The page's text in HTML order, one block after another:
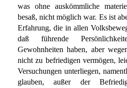
was ohne auskömmliche
besaß, nicht möglich war. Es ist
Erfahrung, die in allen
daß führende
Gewohnheiten haben, aber
nicht zu befriedigen vermögen,
Versuchungen unterliegen,
glauben, außer der